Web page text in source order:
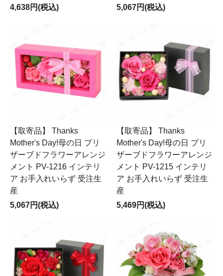
4,638円(税込)
5,067円(税込)
【取寄品】 Thanks
Mother's Day!母の日 プリ
ザーブドフラワーアレンジ
メント PV-1216 インテリ
ア お手入れいらず 受注生
産
5,067円(税込)
【取寄品】 Thanks
Mother's Day!母の日 プリ
ザーブドフラワーアレンジ
メント PV-1215 インテリ
ア お手入れいらず 受注生
産
5,469円(税込)